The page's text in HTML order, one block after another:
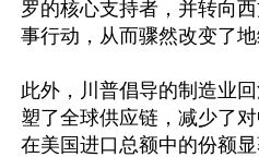
罗的核心支持者，并转向
事行动，从而骤然改变了地
此外，川普倡导的制造业
塑了全球供应链，减少了
在美国进口总额中的份额显